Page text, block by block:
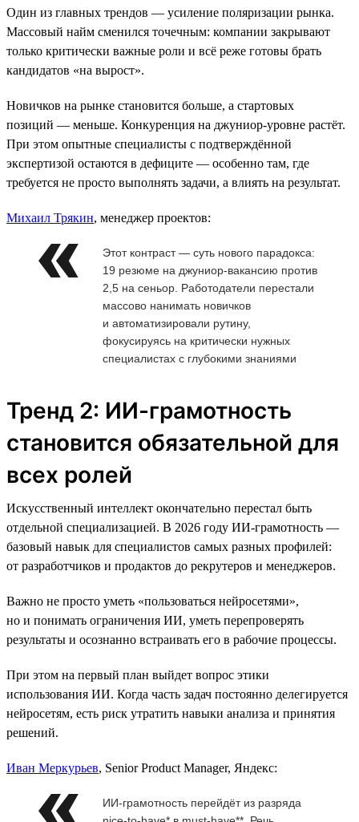
Один из главных трендов — усиление поляризации рынка.
Массовый найм сменился точечным: компании закрывают
только критически важные роли и всё реже готовы брать
кандидатов «на вырост».
Новичков на рынке становится больше, а стартовых
позиций — меньше. Конкуренция на джуниор-уровне растёт.
При этом опытные специалисты с подтверждённой
экспертизой остаются в дефиците — особенно там, где
требуется не просто выполнять задачи, а влиять на результат.
Михаил Трякин, менеджер проектов:
Этот контраст — суть нового парадокса:
19 резюме на джуниор-вакансию против
2,5 на сеньор. Работодатели перестали
массово нанимать новичков
и автоматизировали рутину,
фокусируясь на критически нужных
специалистах с глубокими знаниями
Тренд 2: ИИ-грамотность
становится обязательной для
всех ролей
Искусственный интеллект окончательно перестал быть
отдельной специализацией. В 2026 году ИИ-грамотность —
базовый навык для специалистов самых разных профилей:
от разработчиков и продактов до рекрутеров и менеджеров.
Важно не просто уметь «пользоваться нейросетями»,
но и понимать ограничения ИИ, уметь перепроверять
результаты и осознанно встраивать его в рабочие процессы.
При этом на первый план выйдет вопрос этики
использования ИИ. Когда часть задач постоянно делегируется
нейросетям, есть риск утратить навыки анализа и принятия
решений.
Иван Меркурьев, Senior Product Manager, Яндекс:
ИИ-грамотность перейдёт из разряда